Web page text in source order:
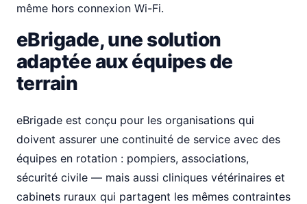
même hors connexion Wi-Fi.
eBrigade, une solution
adaptée aux équipes de
terrain
eBrigade est conçu pour les organisations qui
doivent assurer une continuité de service avec des
équipes en rotation : pompiers, associations,
sécurité civile — mais aussi cliniques vétérinaires et
cabinets ruraux qui partagent les mêmes contraintes